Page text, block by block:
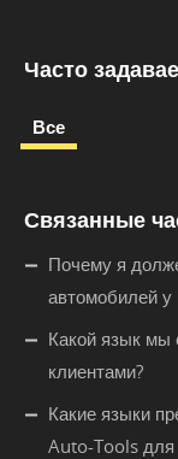
Часто
Все
Связанные
Почему я
автомобилей
Какой язык мы
клиентами?
Какие языки
Auto-Tools для